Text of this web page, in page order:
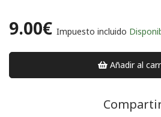
9.00€ Impuesto incluido
Añadir al